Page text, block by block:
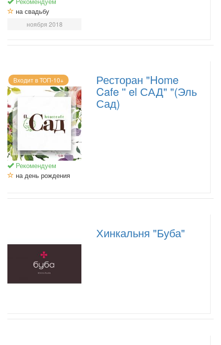
на свадьбу
ноября 2018
Входит в ТОП-10+
Рекомендуем
на день рождения
Ресторан "Home
Cafe '' el САД" "(Эль
Сад)
Хинкальня "Буба"